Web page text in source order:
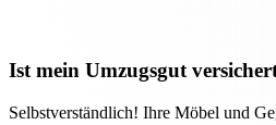
Ist mein Umzugsgut
Selbstverständlich! Ihre Möbel und